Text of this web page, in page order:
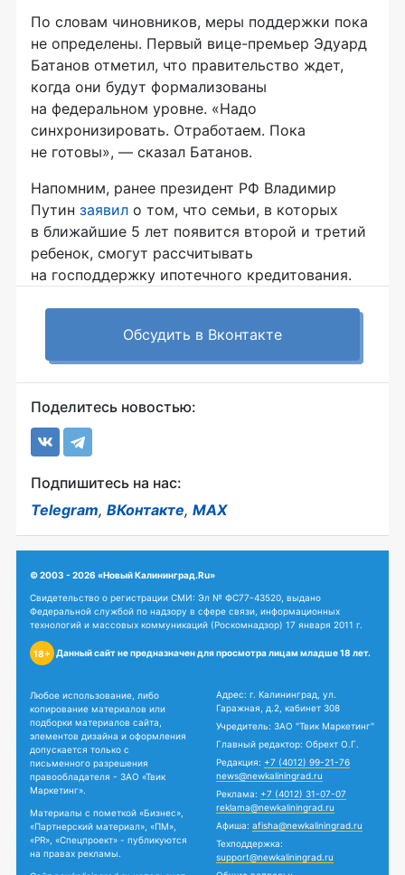
По словам чиновников, меры поддержки пока
не определены. Первый вице-премьер Эдуард
Батанов отметил, что правительство ждет,
когда они будут формализованы
на федеральном уровне. «Надо
синхронизировать. Отработаем. Пока
не готовы», — сказал Батанов.
Напомним, ранее президент РФ Владимир
Путин заявил о том, что семьи, в которых
в ближайшие 5 лет появится второй и третий
ребенок, смогут рассчитывать
на господдержку ипотечного кредитования.
Обсудить в Вконтакте
Поделитесь новостью:
Подпишитесь на нас:
Telegram, ВКонтакте, MAX
© 2003 - 2026 «Новый Калининград.Ru»
Свидетельство о регистрации СМИ: Эл № ФС77-43520, выдано
Федеральной службой по надзору в сфере связи, информационных
технологий и массовых коммуникаций (Роскомнадзор) 17 января 2011 г.
18+ Данный сайт не предназначен для просмотра лицам младше 18 лет.
Любое использование, либо
копирование материалов или
подборки материалов сайта,
элементов дизайна и оформления
допускается только с
письменного разрешения
правообладателя - ЗАО «Твик
Маркетинг».
Материалы с пометкой «Бизнес»,
«Партнерский материал», «ПМ»,
«PR», «Спецпроект» - публикуются
на правах рекламы.
Адрес: г. Калининград, ул.
Гаражная, д.2, кабинет 308
Учредитель: ЗАО "Твик Маркетинг"
Главный редактор: Обрехт О.Г.
Редакция: +7 (4012) 99-21-76
news@newkaliningrad.ru
Реклама: +7 (4012) 31-07-07
reklama@newkaliningrad.ru
Афиша: afisha@newkaliningrad.ru
Техподдержка:
support@newkaliningrad.ru